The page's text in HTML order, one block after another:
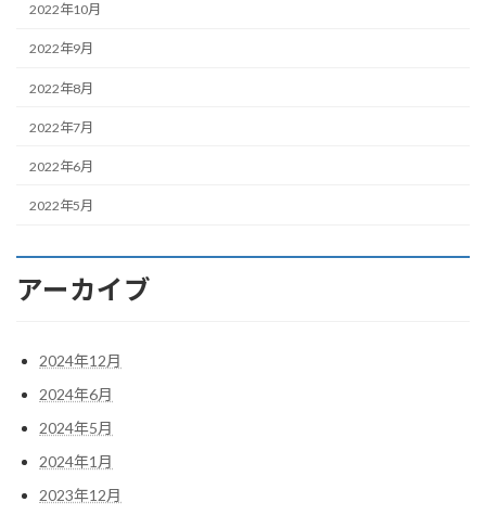
2022年10月
2022年9月
2022年8月
2022年7月
2022年6月
2022年5月
アーカイブ
2024年12月
2024年6月
2024年5月
2024年1月
2023年12月